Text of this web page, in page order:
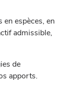
espèces, en
admissible,
de
apports.